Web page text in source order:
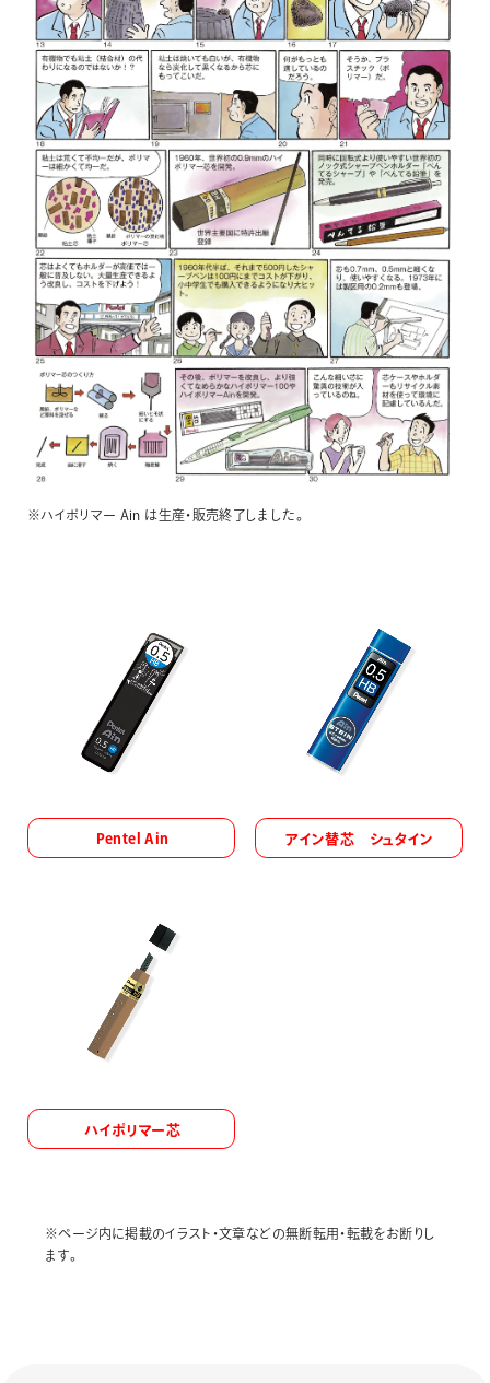
※ハイポリマー Ain は生産・販売終了しました。
Pentel Ain アイン替芯 シュタイン
ハイポリマー芯
※ページ内に掲載のイラスト・文章などの無断転用・転載をお断りし
ます。